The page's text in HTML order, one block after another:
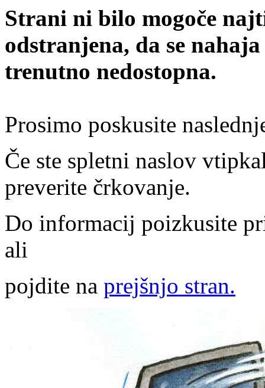
Strani ni bilo mogoče
odstranjena, da se
trenutno nedostopna.
Prosimo poskusite
Če ste spletni naslov
preverite črkovanje.
Do informacij poizkusite
ali
pojdite na prejšnjo stran.